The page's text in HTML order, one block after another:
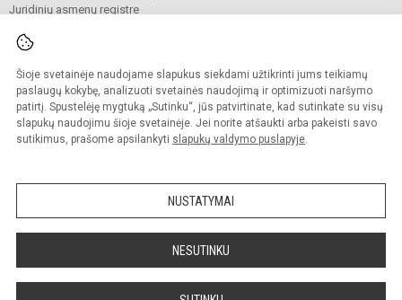
Šioje svetainėje naudojame slapukus siekdami užtikrinti jums teikiamų
paslaugų kokybę, analizuoti svetainės naudojimą ir optimizuoti naršymo
patirtį. Spustelėję mygtuką „Sutinku“, jūs patvirtinate, kad sutinkate su visų
slapukų naudojimu šioje svetainėje. Jei norite atšaukti arba pakeisti savo
sutikimus, prašome apsilankyti slapukų valdymo puslapyje.
NUSTATYMAI
NESUTINKU
Juridinių asmenų registre
© 2022. Vilniaus Radvilų gimnazija. Visos teisės saugomos.
Kopijuoti turinį be raštiško gimnazijos sutikimo griežtai draudžiama.
Prieinamumo paraiška Slapukų valdymas